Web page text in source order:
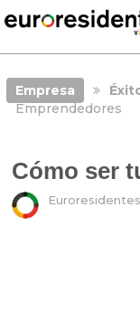
Empresa
Emprendedores
Cómo ser
Euroresidentes